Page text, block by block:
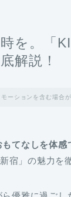
を。「
解説！
ーションを含む場合
てなしを体感
宿」の魅力を